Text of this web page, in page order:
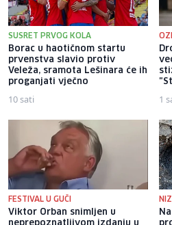
SUSRET PRVOG KOLA
Borac u haotičnom startu
prvenstva slavio protiv
Veleža, sramota Lešinara će ih
proganjati vječno
10 sati 1
FESTIVAL U GUČI
Viktor Orban snimljen u
neprepoznatljivom izdanju u